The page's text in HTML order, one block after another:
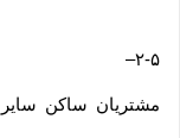
۲-۵–
مشتریان ساکن